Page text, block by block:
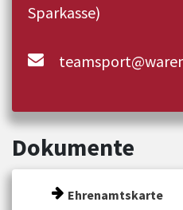
Sparkasse)
Dokumente
Ehrenamtskarte